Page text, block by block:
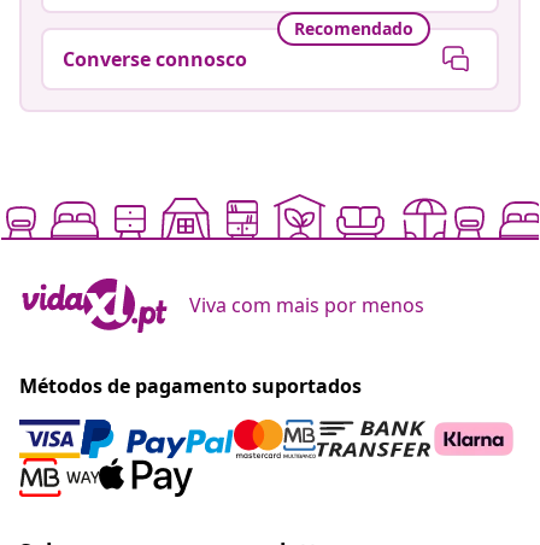
Recomendado
Converse connosco
Viva com mais por menos
Métodos de pagamento suportados